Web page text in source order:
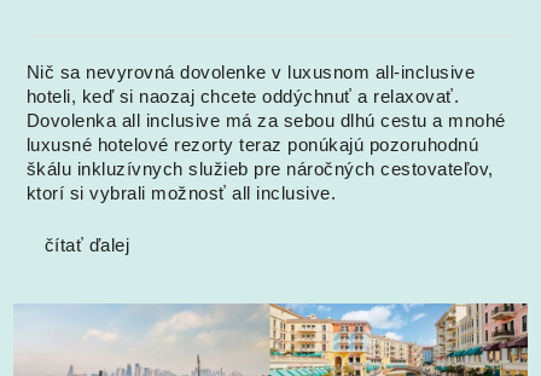
Nič sa nevyrovná dovolenke v luxusnom all-inclusive
hoteli, keď si naozaj chcete oddýchnuť a relaxovať.
Dovolenka all inclusive má za sebou dlhú cestu a mnohé
luxusné hotelové rezorty teraz ponúkajú pozoruhodnú
škálu inkluzívnych služieb pre náročných cestovateľov,
ktorí si vybrali možnosť all inclusive.
čítať ďalej